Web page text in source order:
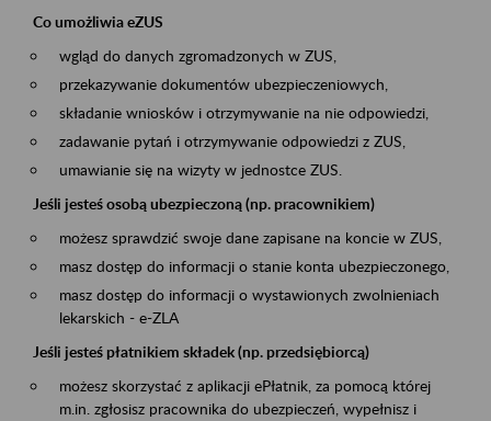
Co umożliwia eZUS
wgląd do danych zgromadzonych w ZUS,
przekazywanie dokumentów ubezpieczeniowych,
składanie wniosków i otrzymywanie na nie odpowiedzi,
zadawanie pytań i otrzymywanie odpowiedzi z ZUS,
umawianie się na wizyty w jednostce ZUS.
Jeśli jesteś osobą ubezpieczoną (np. pracownikiem)
możesz sprawdzić swoje dane zapisane na koncie w ZUS,
masz dostęp do informacji o stanie konta ubezpieczonego,
masz dostęp do informacji o wystawionych zwolnieniach
lekarskich - e-ZLA
Jeśli jesteś płatnikiem składek (np. przedsiębiorcą)
możesz skorzystać z aplikacji ePłatnik, za pomocą której
m.in. zgłosisz pracownika do ubezpieczeń, wypełnisz i